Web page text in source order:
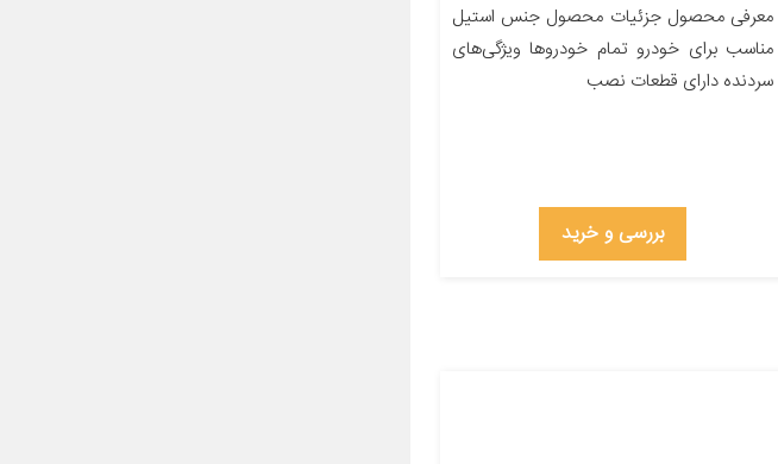
معرفی محصول جزئیات محصول جنس استیل
مناسب برای خودرو تمام خودروها ویژگی‌های
سردنده دارای قطعات نصب
بررسی و خرید